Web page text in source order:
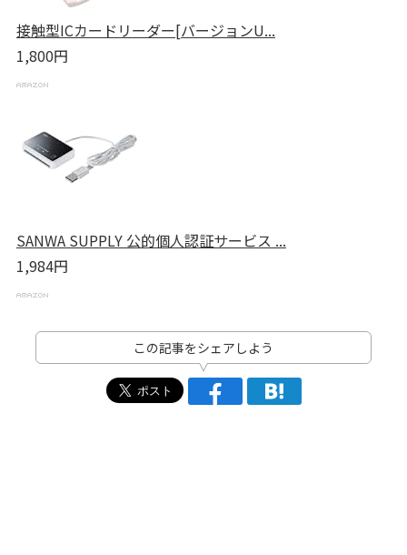
接触型ICカードリーダー[バージョンU...
1,800円
SANWA SUPPLY 公的個人認証サービス ...
1,984円
この記事をシェアしよう